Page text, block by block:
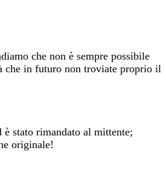
che non è sempre possibile
che in futuro non troviate proprio il
stato rimandato al mittente;
originale!